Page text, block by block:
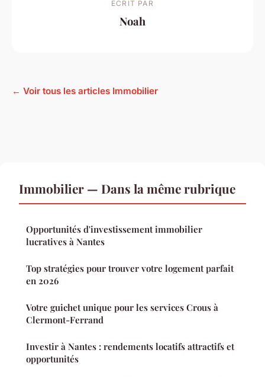
ECRIT PAR
Noah
← Voir tous les articles Immobilier
Immobilier — Dans la même rubrique
Opportunités d'investissement immobilier
lucratives à Nantes
Top stratégies pour trouver votre logement parfait
en 2026
Votre guichet unique pour les services Crous à
Clermont-Ferrand
Investir à Nantes : rendements locatifs attractifs et
opportunités